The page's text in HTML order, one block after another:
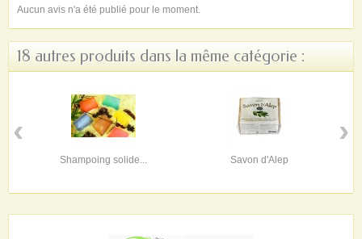
Aucun avis n'a été publié pour le moment.
18 autres produits dans la même catégorie :
Shampoing solide... Savon d'Alep
‹ ›